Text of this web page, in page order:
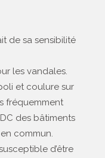
de sa sensibilité
les vandales.
et coulure sur
fréquemment
des bâtiments
commun.
d’être